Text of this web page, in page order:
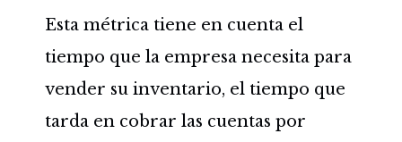
Esta métrica tiene en cuenta el
tiempo que la empresa necesita para
vender su inventario, el tiempo que
tarda en cobrar las cuentas por